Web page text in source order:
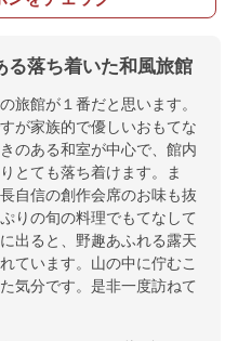
る落ち着いた和風旅館
旅館が１番だと思います。
が家族的で優しいおもてな
のある和室が中心で、館内
とても落ち着けます。ま
自信の創作会席のお味も抜
りの旬の料理でもてなして
出ると、野趣あふれる露天
ています。山の中に佇むこ
気分です。是非一度訪ねて